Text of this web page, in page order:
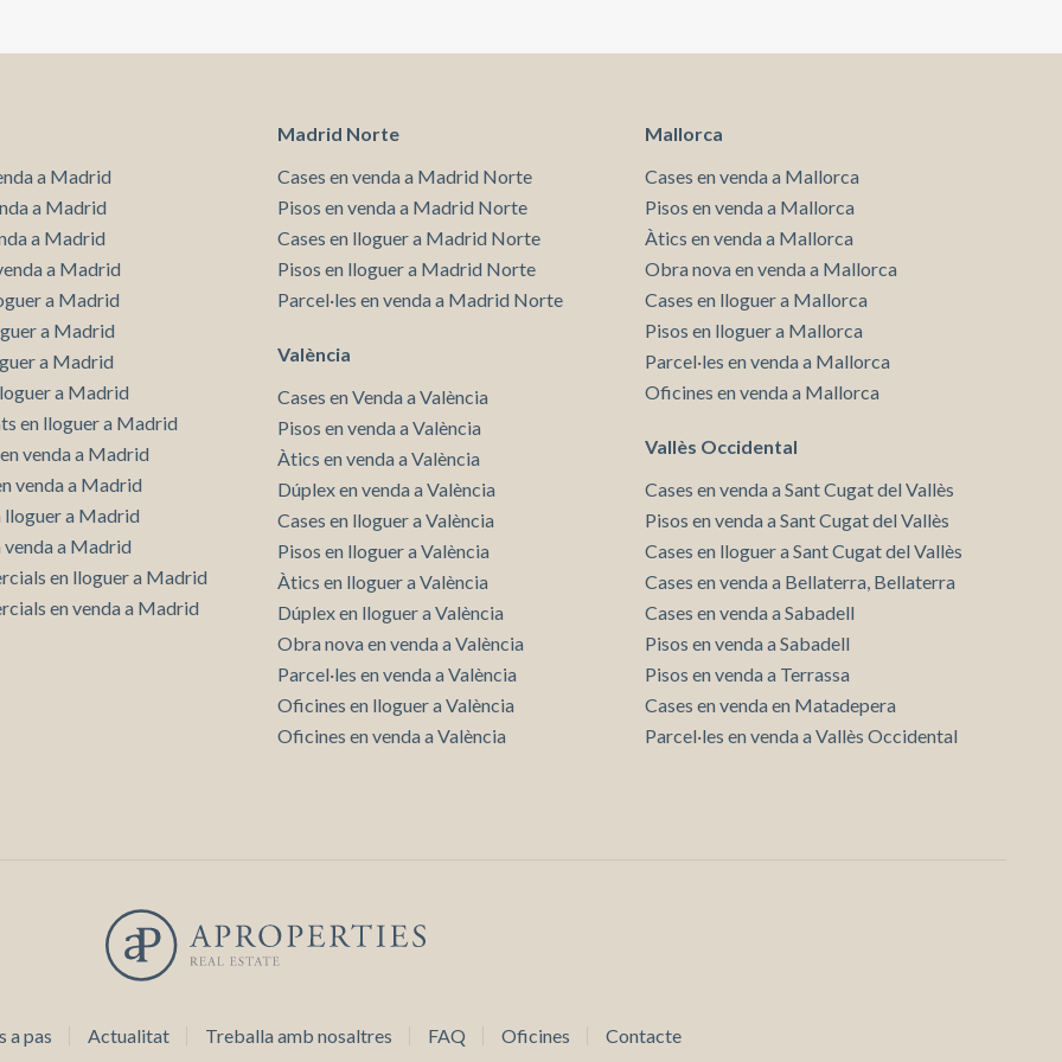
a Madrid
a Madrid
a Madrid
a Madrid
a Madrid
a Madrid
a Madrid
a Madrid
en lloguer a Madrid
venda a Madrid
venda a Madrid
lloguer a Madrid
a Madrid
en lloguer a Madrid
en venda a Madrid
Madrid Norte
Cases en venda a Madrid Norte
Pisos en venda a Madrid Norte
Cases en lloguer a Madrid Norte
Pisos en lloguer a Madrid Norte
Parcel·les en venda a Madrid Norte
València
Cases en Venda a València
Pisos en venda a València
Àtics en venda a València
Dúplex en venda a València
Cases en lloguer a València
Pisos en lloguer a València
Àtics en lloguer a València
Dúplex en lloguer a València
Obra nova en venda a València
Parcel·les en venda a València
Oficines en lloguer a València
Oficines en venda a València
Mallorca
Cases en venda a Mallorca
Pisos en venda a Mallorca
Àtics en venda a Mallorca
Obra nova en venda a Mallorca
Cases en lloguer a Mallorca
Pisos en lloguer a Mallorca
Parcel·les en venda a Mallorca
Oficines en venda a Mallorca
Vallès Occidental
Cases en venda a Sant Cugat del Vallès
Pisos en venda a Sant Cugat del Vallès
Cases en lloguer a Sant Cugat del Vallès
Cases en venda a Bellaterra, Bellaterra
Cases en venda a Sabadell
Pisos en venda a Sabadell
Pisos en venda a Terrassa
Cases en venda en Matadepera
Parcel·les en venda a Vallès Occidental
a pas Actualitat Treballa amb nosaltres FAQ Oficines Contacte